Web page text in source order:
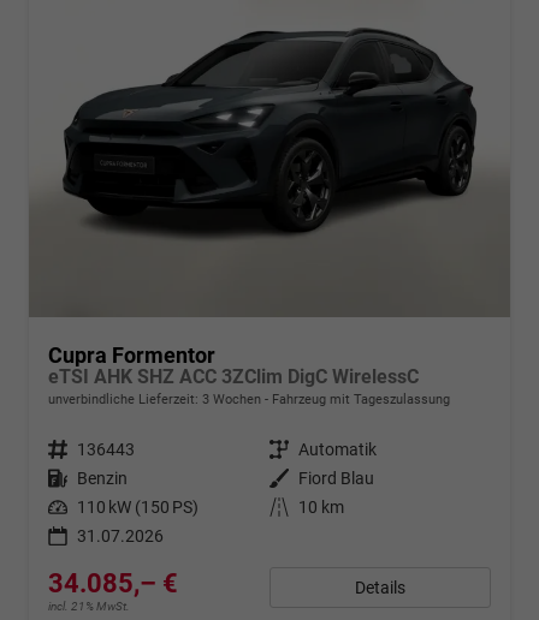
Cupra Formentor
eTSI AHK SHZ ACC 3ZClim DigC WirelessC
unverbindliche Lieferzeit: 3 Wochen Fahrzeug mit Tageszulassung
Fahrzeugnr. 136443 Getriebe Automatik
Kraftstoff Benzin Außenfarbe Fiord Blau
Leistung 110 kW (150 PS) Kilometerstand
10 km
31.07.2026
34.085,– €
incl. 21% MwSt.
Details